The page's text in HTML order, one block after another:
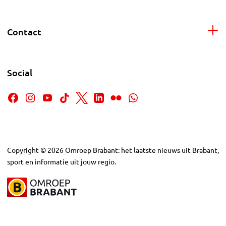
Contact
Social
Copyright © 2026Omroep Brabant: het laatste nieuws uit Brabant,
sport en informatie uit jouw regio.